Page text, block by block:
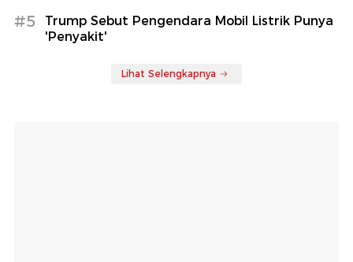
#5
Trump Sebut Pengendara Mobil Listrik Punya
'Penyakit'
Lihat Selengkapnya